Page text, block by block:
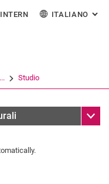
directly to: content
directly to: search
directly to: main
an external link in a
ITALIANO :
Studio
Sub